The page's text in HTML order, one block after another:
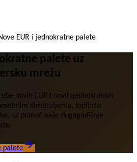
EUR i jednokratne palete
palete uz
mrežu
novih EUR i novih jednokratnih
dimenzijama, toplinski
uz pomoć naše dugogodišnje
palete